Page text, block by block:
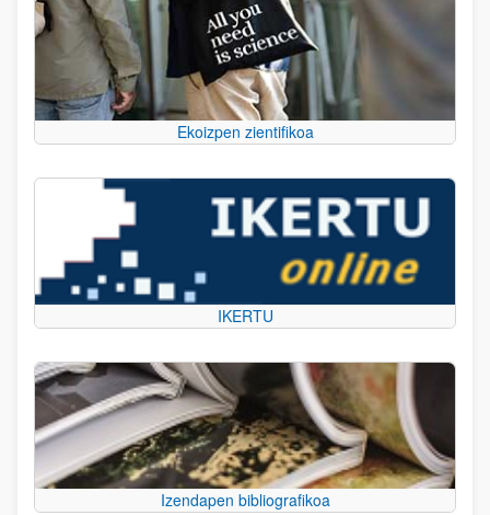
Ekoizpen zientifikoa
IKERTU
Izendapen bibliografikoa